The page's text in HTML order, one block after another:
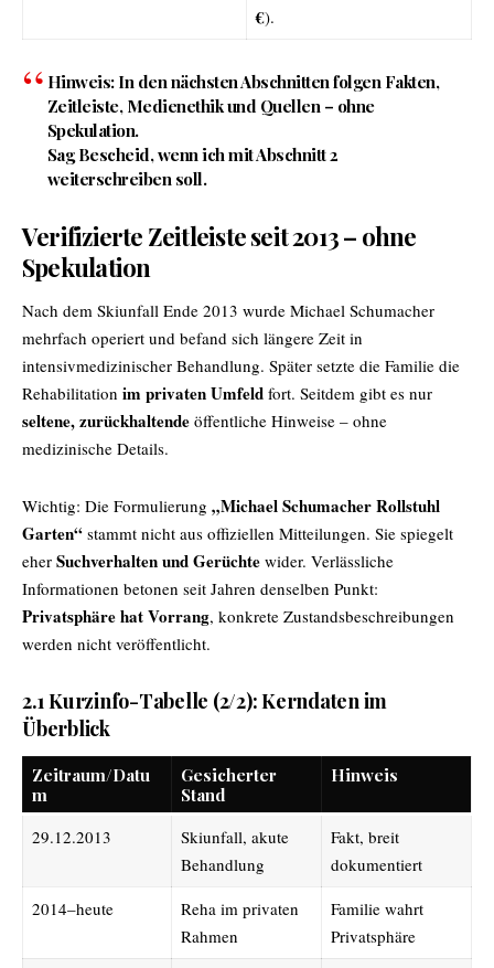
€).
Hinweis:In den nächsten Abschnitten folgen Fakten,
Zeitleiste, Medienethik und Quellen – ohne
Spekulation.
Sag Bescheid, wenn ich mitAbschnitt 2
weiterschreiben soll.
Verifizierte Zeitleiste seit 2013 – ohne
Spekulation
Nach dem Skiunfall Ende 2013 wurde Michael Schumacher
mehrfach operiert und befand sich längere Zeit in
intensivmedizinischer Behandlung. Später setzte die Familie die
Rehabilitation im privaten Umfeld fort. Seitdem gibt es nur
seltene, zurückhaltende öffentliche Hinweise – ohne
medizinische Details.
Wichtig: Die Formulierung „Michael Schumacher Rollstuhl
Garten“ stammt nicht aus offiziellen Mitteilungen. Sie spiegelt
eher Suchverhalten und Gerüchte wider. Verlässliche
Informationen betonen seit Jahren denselben Punkt:
Privatsphäre hat Vorrang, konkrete Zustandsbeschreibungen
werden nicht veröffentlicht.
2.1 Kurzinfo-Tabelle (2/2): Kern­daten im
Überblick
Zeitraum/Datu
m
Gesicherter
Stand
Hinweis
29.12.2013
Skiunfall, akute
Behandlung
Fakt, breit
dokumentiert
2014–heute
Reha im privaten
Rahmen
Familie wahrt
Privatsphäre